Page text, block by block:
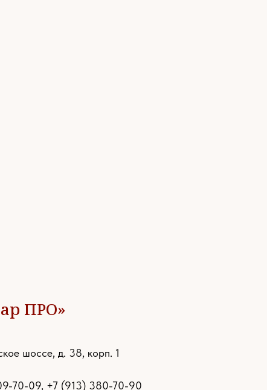
ПРО»
шоссе, д. 38, корп. 1
70-09, +7 (913) 380-70-90